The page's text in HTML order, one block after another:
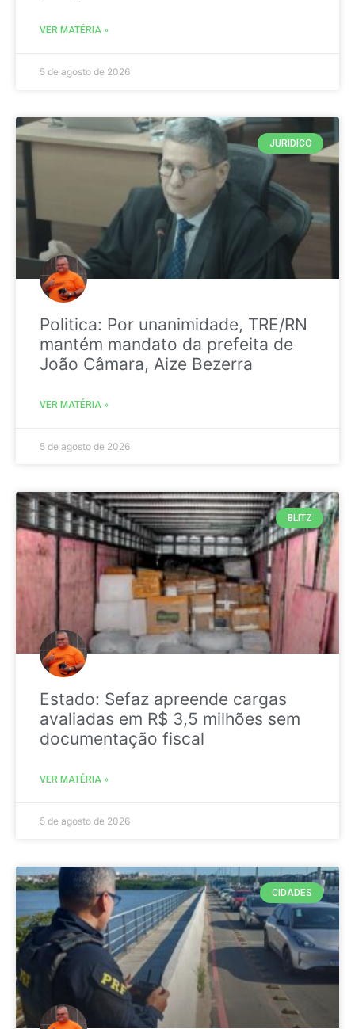
VER MATÉRIA »
5 de agosto de 2026
JURIDICO
Politica: Por unanimidade, TRE/RN
mantém mandato da prefeita de
João Câmara, Aize Bezerra
VER MATÉRIA »
5 de agosto de 2026
BLITZ
Estado: Sefaz apreende cargas
avaliadas em R$ 3,5 milhões sem
documentação fiscal
VER MATÉRIA »
5 de agosto de 2026
CIDADES